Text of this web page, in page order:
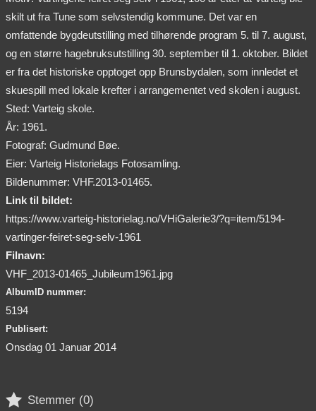
skilt ut fra Tune som selvstendig kommune. Det var en
omfattende bygdeutstilling med tilhørende program 5. til 7. august,
og en større hagebruksutstilling 30. september til 1. oktober. Bildet
er fra det historiske opptoget opp Brunsbydalen, som innledet et
skuespill med lokale krefter i arrangementet ved skolen i august.
Sted: Varteig skole.
År: 1961.
Fotograf: Gudmund Bøe.
Eier: Varteig Historielags Fotosamling.
Bildenummer: VHF.2013-01465.
Link til bildet:
https://www.varteig-historielag.no/VHiGalerie3/?q=item/5194-
vartinger-feiret-seg-selv-1961
Filnavn:
VHF_2013-01465_Jubileum1961.jpg
AlbumID nummer:
5194
Publisert:
Onsdag 01 Januar 2014
 Stemmer (0)